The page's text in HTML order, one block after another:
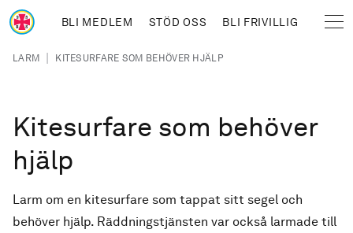
Hoppa till huvudinnehåll
BLI MEDLEM STÖD OSS BLI FRIVILLIG
Länkstig
LARM | KITESURFARE SOM BEHÖVER HJÄLP
Kitesurfare som behöver
hjälp
Larm om en kitesurfare som tappat sitt segel och
behöver hjälp. Räddningstjänsten var också larmade till